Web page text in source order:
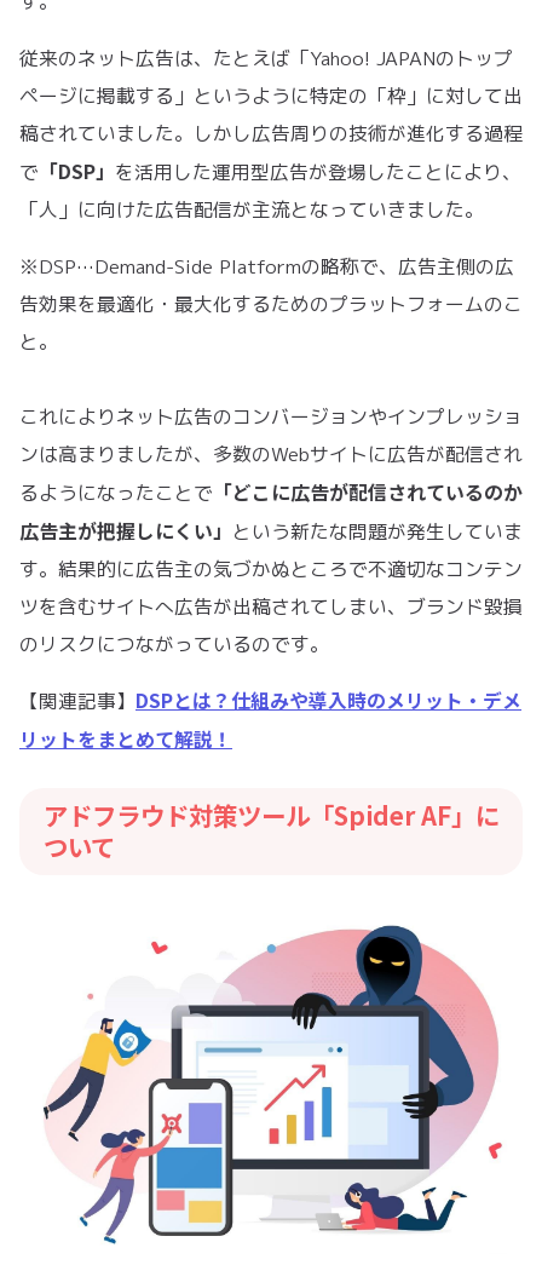
従来のネット広告は、たとえば「Yahoo! JAPANのトップ
ページに掲載する」というように特定の「枠」に対して出
稿されていました。しかし広告周りの技術が進化する過程
で 「DSP」 を活用した運用型広告が登場したことにより、
「人」に向けた広告配信が主流となっていきました。
※DSP…Demand-Side Platformの略称で、広告主側の広
告効果を最適化・最大化するためのプラットフォームのこ
と。
これによりネット広告のコンバージョンやインプレッショ
ンは高まりましたが、多数のWebサイトに広告が配信され
るようになったことで 「どこに広告が配信されているのか
広告主が把握しにくい」 という新たな問題が発生していま
す。結果的に広告主の気づかぬところで不適切なコンテン
ツを含むサイトへ広告が出稿されてしまい、ブランド毀損
のリスクにつながっているのです。
【関連記事】 DSPとは？仕組みや導入時のメリット・デメ
リットをまとめて解説！
アドフラウド対策ツール「Spider AF」に
ついて